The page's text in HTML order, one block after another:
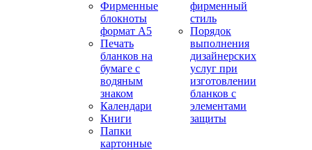
Фирменные
блокноты
формат А5
Печать
бланков на
бумаге с
водяным
знаком
Календари
Книги
Папки
картонные
фирменный
стиль
Порядок
выполнения
дизайнерских
услуг при
изготовлении
бланков с
элементами
защиты